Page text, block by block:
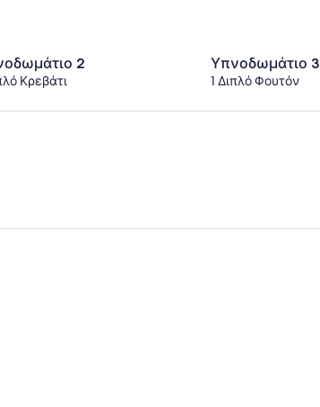
2
Κρεβάτι
Υπνοδωμάτιο 3
1 Διπλό Φουτόν